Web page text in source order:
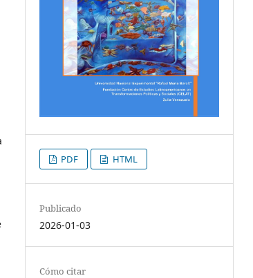
PDF HTML
Publicado
2026-01-03
Cómo citar